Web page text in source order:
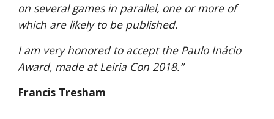
on several games in parallel, one or more of
which are likely to be published.
I am very honored to accept the Paulo Inácio
Award, made at Leiria Con 2018.”
Francis Tresham